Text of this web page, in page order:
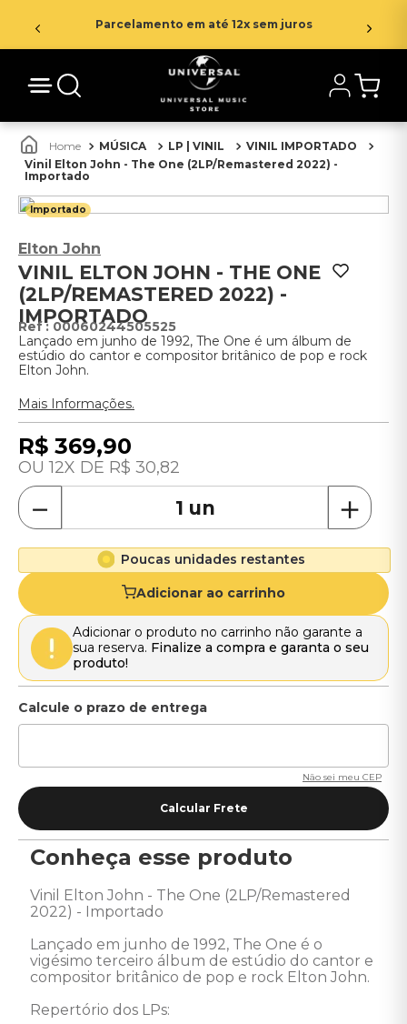
Parcelamento em até 12x sem juros
MÚSICA LP | VINIL
VINIL IMPORTADO
Vinil Elton John - The One (2LP/Remastered 2022) -
Importado
Importado
Elton John
VINIL ELTON JOHN - THE ONE
(2LP/REMASTERED 2022) -
IMPORTADO
: 00060244505525
Lançado em junho de 1992, The One é um álbum de
estúdio do cantor e compositor britânico de pop e rock
Elton John.
Mais Informações.
R$ 369,90
12 R$ 30,82
＋
－
Poucas unidades restantes
Adicionar ao carrinho
Adicionar o produto no carrinho não garante a
sua reserva. Finalize a compra e garanta o seu
produto!
Não sei meu CEP
Conheça esse produto
Vinil Elton John - The One (2LP/Remastered
2022) - Importado
Lançado em junho de 1992, The One é o
vigésimo terceiro álbum de estúdio do cantor e
compositor britânico de pop e rock Elton John.
Repertório dos LPs: